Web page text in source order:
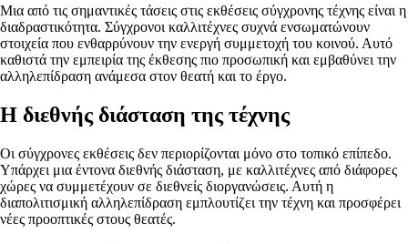
Μια από τις σημαντικές τάσεις στις εκθέσεις σύγχρονης τέχνης είναι η
διαδραστικότητα. Σύγχρονοι καλλιτέχνες συχνά ενσωματώνουν
στοιχεία που ενθαρρύνουν την ενεργή συμμετοχή του κοινού. Αυτό
καθιστά την εμπειρία της έκθεσης πιο προσωπική και εμβαθύνει την
αλληλεπίδραση ανάμεσα στον θεατή και το έργο.
Η διεθνής διάσταση της τέχνης
Οι σύγχρονες εκθέσεις δεν περιορίζονται μόνο στο τοπικό επίπεδο.
Υπάρχει μια έντονα διεθνής διάσταση, με καλλιτέχνες από διάφορες
χώρες να συμμετέχουν σε διεθνείς διοργανώσεις. Αυτή η
διαπολιτισμική αλληλεπίδραση εμπλουτίζει την τέχνη και προσφέρει
νέες προοπτικές στους θεατές.